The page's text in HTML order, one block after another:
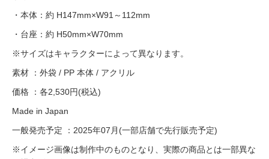
・本体：約 H147mm×W91～112mm
・台座：約 H50mm×W70mm
※サイズはキャラクターによって異なります。
素材 ：外袋 / PP 本体 / アクリル
価格 ：各2,530円(税込)
Made in Japan
一般発売予定 ：2025年07月(一部店舗で先行販売予定)
※イメージ画像は制作中のものとなり、実際の商品とは一部異な